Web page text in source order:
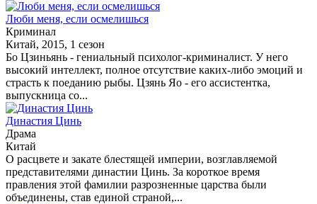
Люби меня, если осмелишься
Криминал
Китай, 2015, 1 сезон
Бо Цзиньянь - гениальный психолог-криминалист. У него
высокий интеллект, полное отсутствие каких-либо эмоций и
страсть к поеданию рыбы. Цзянь Яо - его ассистентка,
выпускница со...
Династия Цинь
Драма
Китай
О расцвете и закате блестящей империи, возглавляемой
представителями династии Цинь. За короткое время
правления этой фамилии разрозненные царства были
объединены, став единой страной,...